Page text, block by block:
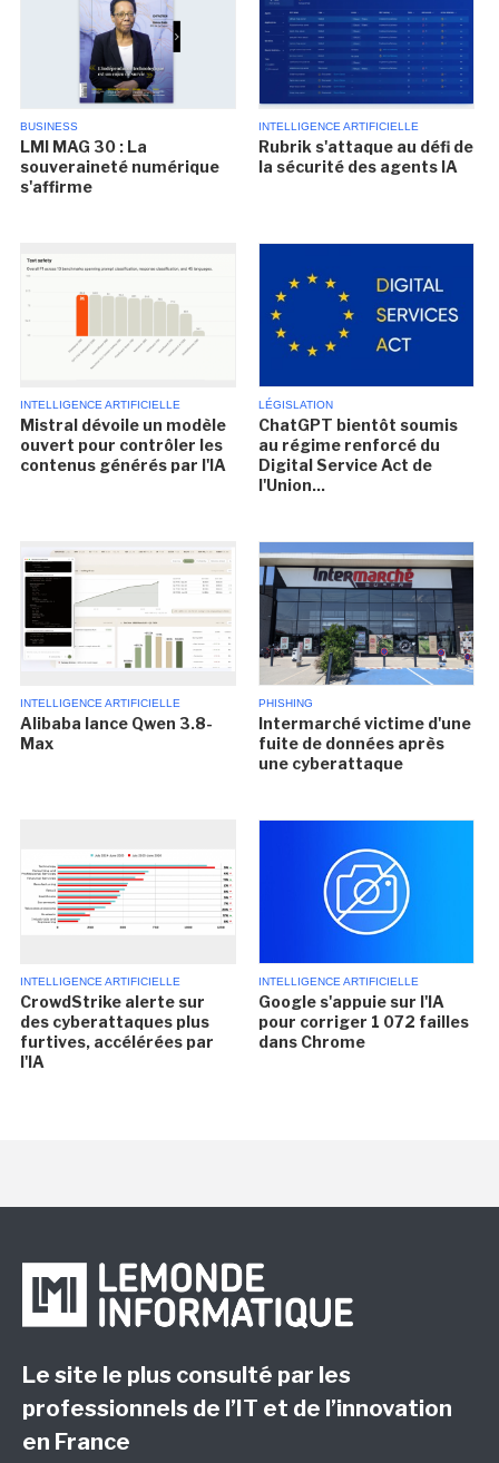
BUSINESS
LMI MAG 30 : La
souveraineté numérique
s'affirme
INTELLIGENCE ARTIFICIELLE
Rubrik s'attaque au défi de
la sécurité des agents IA
INTELLIGENCE ARTIFICIELLE
Mistral dévoile un modèle
ouvert pour contrôler les
contenus générés par l'IA
LÉGISLATION
ChatGPT bientôt soumis
au régime renforcé du
Digital Service Act de
l'Union...
INTELLIGENCE ARTIFICIELLE
Alibaba lance Qwen 3.8-
Max
PHISHING
Intermarché victime d'une
fuite de données après
une cyberattaque
INTELLIGENCE ARTIFICIELLE
CrowdStrike alerte sur
des cyberattaques plus
furtives, accélérées par
l'IA
INTELLIGENCE ARTIFICIELLE
Google s'appuie sur l'IA
pour corriger 1 072 failles
dans Chrome
Le site le plus consulté par les
professionnels de l’IT et de l’innovation
en France